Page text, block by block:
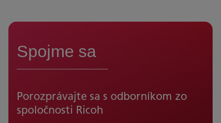
Spojme sa
Porozprávajte sa s odborníkom zo
spoločnosti Ricoh